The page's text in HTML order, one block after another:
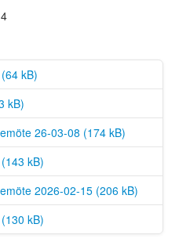
kB)
kB)
26-03-08 (174 kB)
kB)
2026-02-15 (206 kB)
kB)